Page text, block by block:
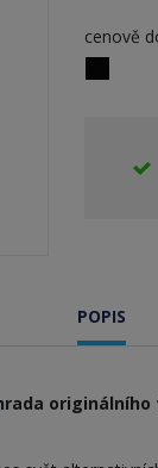
cenově
POPIS